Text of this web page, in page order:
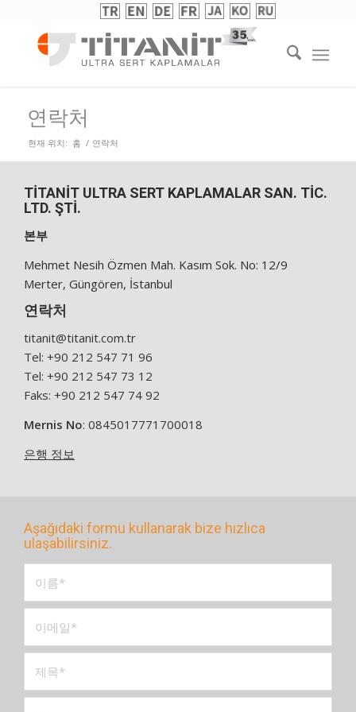
연락처
현재 위치: 홈 / 연락처
TİTANİT ULTRA SERT KAPLAMALAR SAN. TİC.
LTD. ŞTİ.
본부
Mehmet Nesih Özmen Mah. Kasım Sok. No: 12/9
Merter, Güngören, İstanbul
연락처
titanit@titanit.com.tr
Tel: +90 212 547 71 96
Tel: +90 212 547 73 12
Faks: +90 212 547 74 92
Mernis No: 0845017771700018
은행 정보
Aşağıdaki formu kullanarak bize hızlıca
ulaşabilirsiniz.